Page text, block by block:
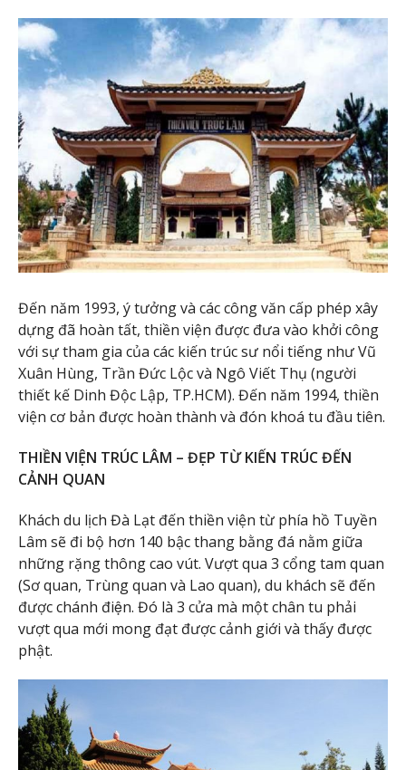
Đến năm 1993, ý tưởng và các công văn cấp phép xây
dựng đã hoàn tất, thiền viện được đưa vào khởi công
với sự tham gia của các kiến trúc sư nổi tiếng như Vũ
Xuân Hùng, Trần Đức Lộc và Ngô Viết Thụ (người
thiết kế Dinh Độc Lập, TP.HCM). Đến năm 1994, thiền
viện cơ bản được hoàn thành và đón khoá tu đầu tiên.
THIỀN VIỆN TRÚC LÂM – ĐẸP TỪ KIẾN TRÚC ĐẾN
CẢNH QUAN
Khách du lịch Đà Lạt đến thiền viện từ phía hồ Tuyền
Lâm sẽ đi bộ hơn 140 bậc thang bằng đá nằm giữa
những rặng thông cao vút. Vượt qua 3 cổng tam quan
(Sơ quan, Trùng quan và Lao quan), du khách sẽ đến
được chánh điện. Đó là 3 cửa mà một chân tu phải
vượt qua mới mong đạt được cảnh giới và thấy được
phật.